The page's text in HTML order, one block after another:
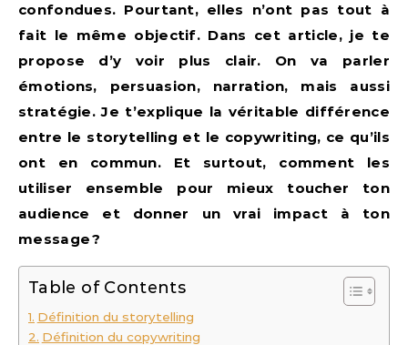
confondues. Pourtant, elles n’ont pas tout à
fait le même objectif. Dans cet article, je te
propose d’y voir plus clair. On va parler
émotions, persuasion, narration, mais aussi
stratégie. Je t’explique la véritable différence
entre le storytelling et le copywriting, ce qu’ils
ont en commun. Et surtout, comment les
utiliser ensemble pour mieux toucher ton
audience et donner un vrai impact à ton
message ?
Table of Contents
Définition du storytelling
Définition du copywriting